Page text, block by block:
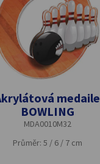
medaile
BOWLING
MDA0010M32
Průměr: 5 / 6 / 7 cm